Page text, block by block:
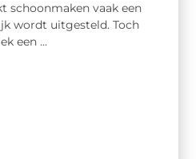
schoonmaken vaak een
wordt uitgesteld. Toch
een ...